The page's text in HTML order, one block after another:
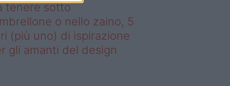
tenere sotto
o nello zaino, 5
(più uno) di ispirazione
gli amanti del design